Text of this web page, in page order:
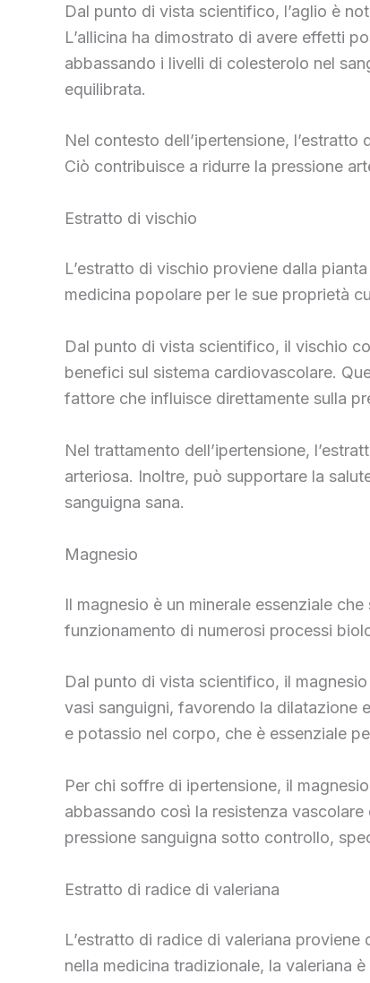
Dal punto di vista scientifico, l’aglio è
L’allicina ha dimostrato di avere effetti
abbassando i livelli di colesterolo nel
equilibrata.
Nel contesto dell’ipertensione,
Ciò contribuisce a ridurre la pressione
Estratto di vischio
L’estratto di vischio proviene dalla
medicina popolare per le sue proprietà
Dal punto di vista scientifico, il vischio
benefici sul sistema cardiovascolare.
fattore che influisce direttamente sulla
Nel trattamento dell’ipertensione,
arteriosa. Inoltre, può supportare la
sanguigna sana.
Magnesio
Il magnesio è un minerale essenziale
funzionamento di numerosi processi
Dal punto di vista scientifico, il
vasi sanguigni, favorendo la dilatazione
e potassio nel corpo, che è essenziale
Per chi soffre di ipertensione, il
abbassando così la resistenza
pressione sanguigna sotto controllo,
Estratto di radice di valeriana
L’estratto di radice di valeriana
nella medicina tradizionale, la valeriana